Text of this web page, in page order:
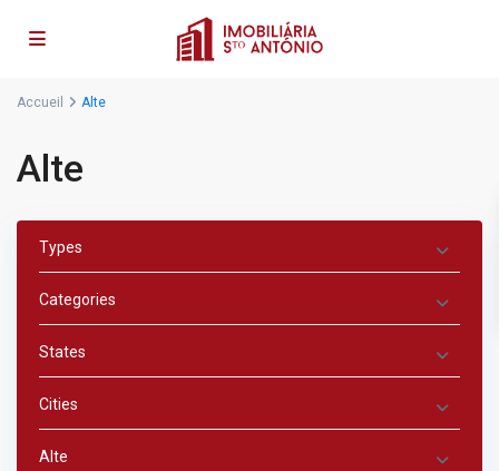
Accueil Alte
Alte
Types
Categories
States
Cities
Alte